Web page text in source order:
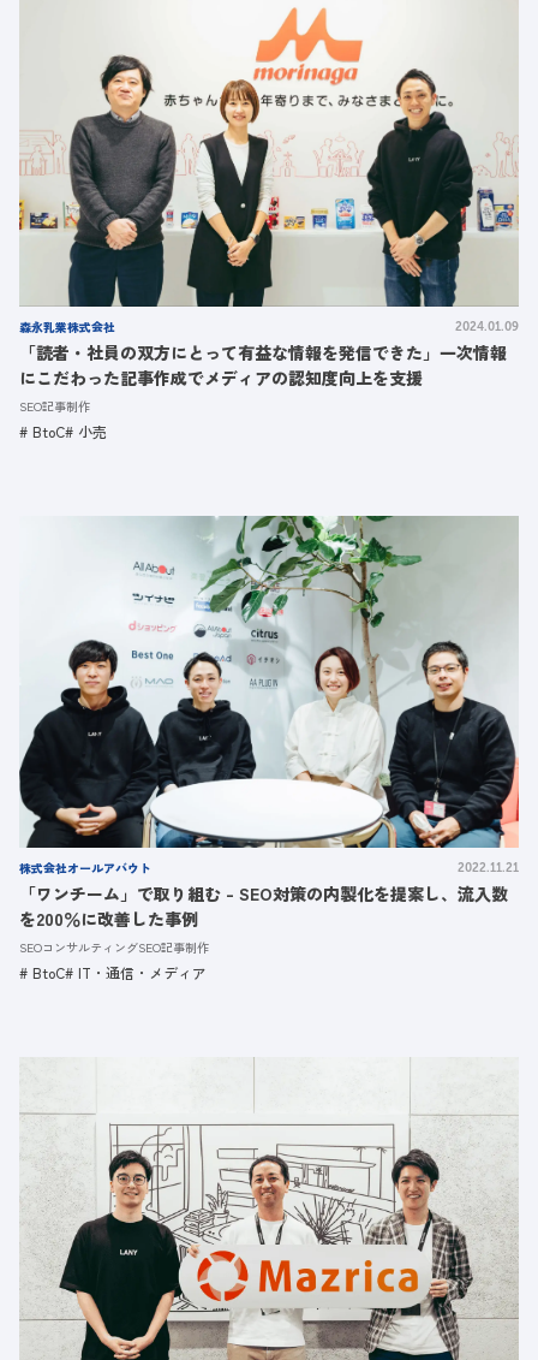
森永乳業株式会社 2024.01.09
「読者・社員の双方にとって有益な情報を発信できた」一次情報
にこだわった記事作成でメディアの認知度向上を支援
SEO記事制作
BtoC 小売
株式会社オールアバウト 2022.11.21
「ワンチーム」で取り組む - SEO対策の内製化を提案し、流入数
を200％に改善した事例
SEOコンサルティングSEO記事制作
BtoC IT・通信・メディア